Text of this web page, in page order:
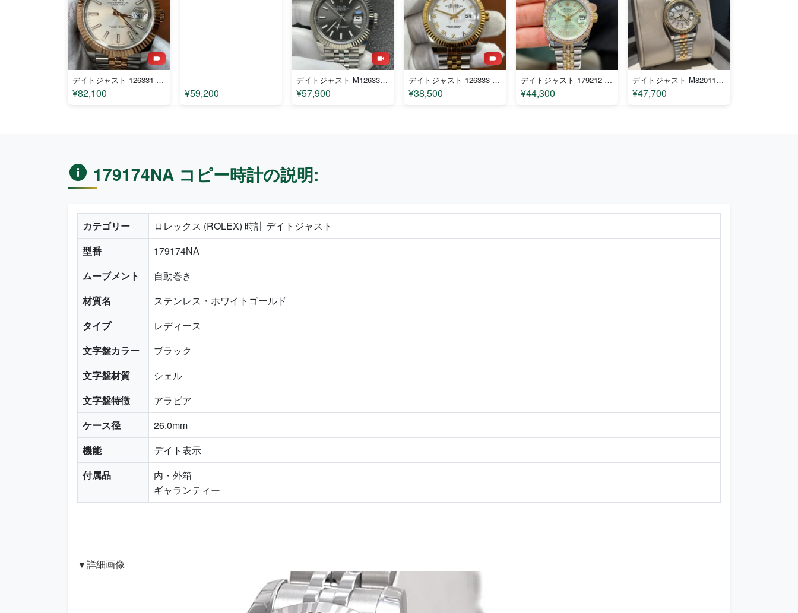
デイトジャスト 126331-1 コピー
¥82,100 ¥59,200
デイトジャスト M126334-0014 コピー
¥57,900
デイトジャスト 126333-001 コピー
¥38,500
デイトジャスト 179212 コピー
¥44,300
デイトジャスト M820112 コピー
¥47,700
179174NA コピー時計の説明:
カテゴリー
ロレックス (ROLEX) 時計 デイトジャスト
型番
179174NA
ムーブメント
自動巻き
材質名
ステンレス・ホワイトゴールド
タイプ
レディース
文字盤カラー
ブラック
文字盤材質
シェル
文字盤特徴
アラビア
ケース径
26.0mm
機能
デイト表示
付属品
内・外箱
ギャランティー
▼詳細画像